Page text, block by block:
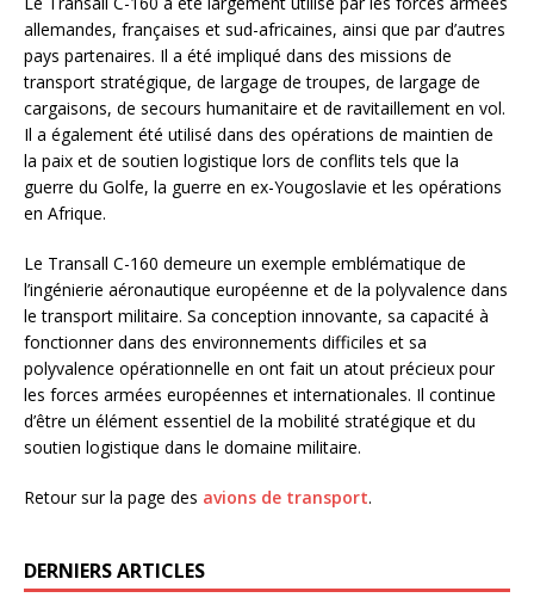
allemandes, françaises et sud-africaines, ainsi que par d’autres
pays partenaires. Il a été impliqué dans des missions de
transport stratégique, de largage de troupes, de largage de
cargaisons, de secours humanitaire et de ravitaillement en vol.
Il a également été utilisé dans des opérations de maintien de
la paix et de soutien logistique lors de conflits tels que la
guerre du Golfe, la guerre en ex-Yougoslavie et les opérations
en Afrique.
Le Transall C-160 demeure un exemple emblématique de
l’ingénierie aéronautique européenne et de la polyvalence dans
le transport militaire. Sa conception innovante, sa capacité à
fonctionner dans des environnements difficiles et sa
polyvalence opérationnelle en ont fait un atout précieux pour
les forces armées européennes et internationales. Il continue
d’être un élément essentiel de la mobilité stratégique et du
soutien logistique dans le domaine militaire.
Retour sur la page des avions de transport.
DERNIERS ARTICLES